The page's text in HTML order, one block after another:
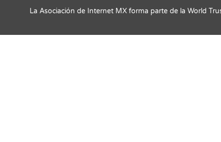
La Asociación de Internet MX forma parte de la World